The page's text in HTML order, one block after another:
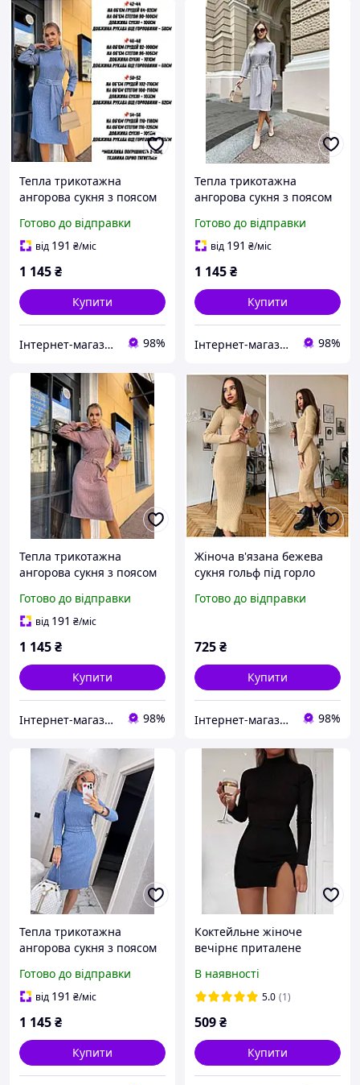
Тепла трикотажна
ангорова сукня з поясом
розміри 42-44, 46-48, 50-
52, 54-56
Готово до відправки
від 191 ₴/міс
1 145₴
Купити
Інтернет-магазин "Butterfly" 98%
Тепла трикотажна
ангорова сукня з поясом
розміри 42-44, 46-48, 50-
52, 54-56
Готово до відправки
від 191 ₴/міс
1 145₴
Купити
Інтернет-магазин "Butterfly" 98%
Тепла трикотажна
ангорова сукня з поясом
розміри 42-44, 46-48, 50-
52, 54-56
Готово до відправки
від 191 ₴/міс
1 145₴
Купити
Інтернет-магазин "Butterfly" 98%
Жіноча в'язана бежева
сукня гольф під горло
резинка розмір 42-48
Готово до відправки
725₴
Купити
Інтернет-магазин "Butterfly" 98%
Тепла трикотажна
ангорова сукня з поясом
розміри 42-44, 46-48, 50-
52, 54-56
Готово до відправки
від 191 ₴/міс
1 145₴
Купити
Коктейльне жіноче
вечірнє приталене
під горло чорне Мод 1370
В наявності
5.0 (1)
509₴
Купити